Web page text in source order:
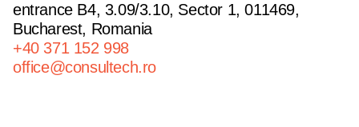
entrance B4, 3.09/3.10, Sector 1, 011469,
Bucharest, Romania
+40 371 152 998
office@consultech.ro